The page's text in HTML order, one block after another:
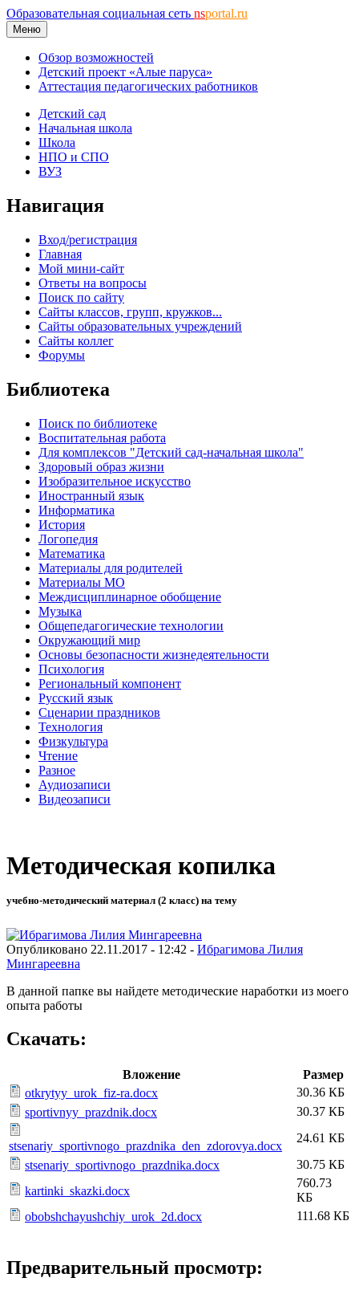
Образовательная социальная сеть nsportal.ru
Меню
Обзор возможностей
Детский проект «Алые паруса»
Аттестация педагогических работников
Детский сад
Начальная школа
Школа
НПО и СПО
ВУЗ
Навигация
Вход/регистрация
Главная
Мой мини-сайт
Ответы на вопросы
Поиск по сайту
Сайты классов, групп, кружков...
Сайты образовательных учреждений
Сайты коллег
Форумы
Библиотека
Поиск по библиотеке
Воспитательная работа
Для комплексов "Детский сад-начальная школа"
Здоровый образ жизни
Изобразительное искусство
Иностранный язык
Информатика
История
Логопедия
Математика
Материалы для родителей
Материалы МО
Междисциплинарное обобщение
Музыка
Общепедагогические технологии
Окружающий мир
Основы безопасности жизнедеятельности
Психология
Региональный компонент
Русский язык
Сценарии праздников
Технология
Физкультура
Чтение
Разное
Аудиозаписи
Видеозаписи
Методическая копилка
учебно-методический материал (2 класс) на тему
Опубликовано 22.11.2017 - 12:42 - Ибрагимова Лилия
Мингареевна
В данной папке вы найдете методические наработки из моего
опыта работы
Скачать:
Вложение
Размер
otkrytyy_urok_fiz-ra.docx
30.36 КБ
sportivnyy_prazdnik.docx
30.37 КБ
stsenariy_sportivnogo_prazdnika_den_zdorovya.docx
24.61 КБ
stsenariy_sportivnogo_prazdnika.docx
30.75 КБ
kartinki_skazki.docx
760.73
КБ
obobshchayushchiy_urok_2d.docx
111.68 КБ
Предварительный просмотр: